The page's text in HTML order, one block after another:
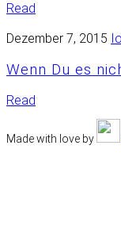
Read
Dezember 7, 2015
Wenn Du es
Read
Made with love by